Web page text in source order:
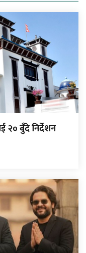
२० बुँदे निर्देशन